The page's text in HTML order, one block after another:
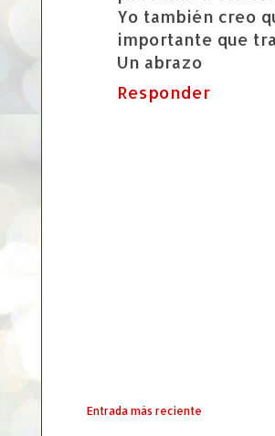
Yo también creo
importante que
Un abrazo
Responder
Entrada más reciente